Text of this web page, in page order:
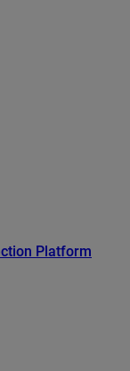
Platform